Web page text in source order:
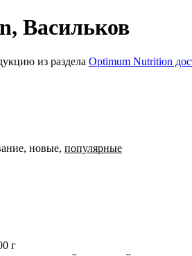
Васильков
из раздела Optimum Nutrition
, новые, популярные
г